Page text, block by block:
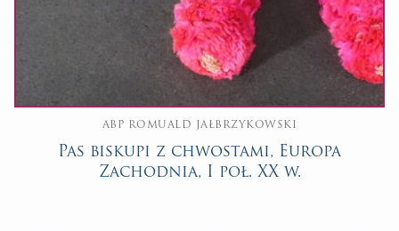
ABP ROMUALD JAŁBRZYKOWSKI
Pas biskupi z chwostami, Europa
Zachodnia, I poł. XX w.